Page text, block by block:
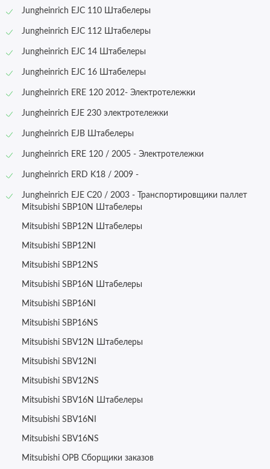
Jungheinrich EJC 110 Штабелеры
Jungheinrich EJC 112 Штабелеры
Jungheinrich EJC 14 Штабелеры
Jungheinrich EJC 16 Штабелеры
Jungheinrich ERE 120 2012- Электротележки
Jungheinrich EJE 230 электротележки
Jungheinrich EJB Штабелеры
Jungheinrich ERE 120 / 2005 - Электротележки
Jungheinrich ERD K18 / 2009 -
Jungheinrich EJE C20 / 2003 - Транспортировщики паллет
Mitsubishi SBP10N Штабелеры
Mitsubishi SBP12N Штабелеры
Mitsubishi SBP12NI
Mitsubishi SBP12NS
Mitsubishi SBP16N Штабелеры
Mitsubishi SBP16NI
Mitsubishi SBP16NS
Mitsubishi SBV12N Штабелеры
Mitsubishi SBV12NI
Mitsubishi SBV12NS
Mitsubishi SBV16N Штабелеры
Mitsubishi SBV16NI
Mitsubishi SBV16NS
Mitsubishi OPB Сборщики заказов